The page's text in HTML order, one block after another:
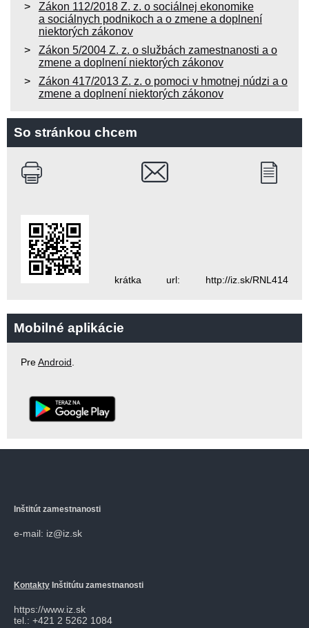
Zákon 112/2018 Z. z. o sociálnej ekonomike
a sociálnych podnikoch a o zmene a doplnení
niektorých zákonov
Zákon 5/2004 Z. z. o službách zamestnanosti a o
zmene a doplnení niektorých zákonov
Zákon 417/2013 Z. z. o pomoci v hmotnej núdzi a o
zmene a doplnení niektorých zákonov
So stránkou chcem
krátka url: http://iz.sk/RNL414
Mobilné aplikácie
PreAndroid.
Inštitút zamestnanosti
e-mail: iz@iz.sk
Kontakty Inštitútu zamestnanosti
https://www.iz.sk
tel.: +421 2 5262 1084